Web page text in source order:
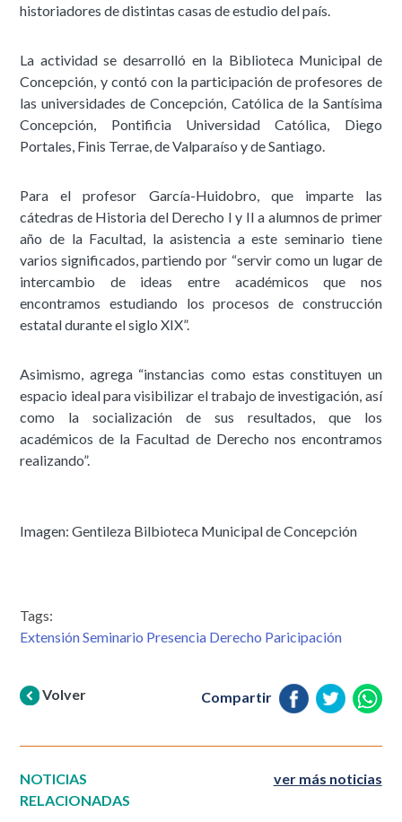
historiadores de distintas casas de estudio del país.
La actividad se desarrolló en la Biblioteca Municipal de
Concepción, y contó con la participación de profesores de
las universidades de Concepción, Católica de la Santísima
Concepción, Pontificia Universidad Católica, Diego
Portales, Finis Terrae, de Valparaíso y de Santiago.
Para el profesor García-Huidobro, que imparte las
cátedras de Historia del Derecho I y II a alumnos de primer
año de la Facultad, la asistencia a este seminario tiene
varios significados, partiendo por “servir como un lugar de
intercambio de ideas entre académicos que nos
encontramos estudiando los procesos de construcción
estatal durante el siglo XIX”.
Asimismo, agrega “instancias como estas constituyen un
espacio ideal para visibilizar el trabajo de investigación, así
como la socialización de sus resultados, que los
académicos de la Facultad de Derecho nos encontramos
realizando”.
Imagen: Gentileza Bilbioteca Municipal de Concepción
Tags:
Extensión Seminario Presencia Derecho Paricipación
Volver Compartir
NOTICIAS
RELACIONADAS
ver más noticias